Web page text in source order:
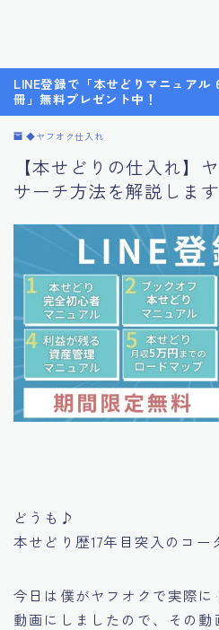
LINE登録で「本せどりマニュアル
冊」無料プレゼント中！
◆ヤフオク仕入れ
【本せどりの仕入れ】
サーチ方法を解説します
どうも♪
本せどり歴17年目突入のコー
今日は僕がヤフオクで実際
動画にしましたので、その